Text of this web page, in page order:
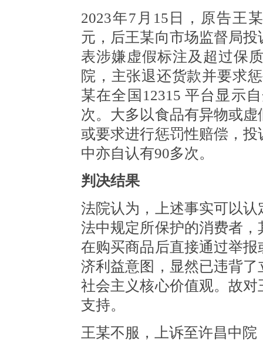
2023年7月15日，原告王
元，后王某向市场监督局
表涉嫌虚假标注及超过保
院，主张退还货款并要求
某在全国12315 平台显示
次。大多以食品有异物或
或要求进行惩罚性赔偿，
中亦自认有90多次。
判决结果
法院认为，上述事实可以
法中规定所保护的消费者
在购买商品后直接通过举
济利益意图，显然已违背
社会主义核心价值观。故
支持。
王某不服，上诉至许昌中